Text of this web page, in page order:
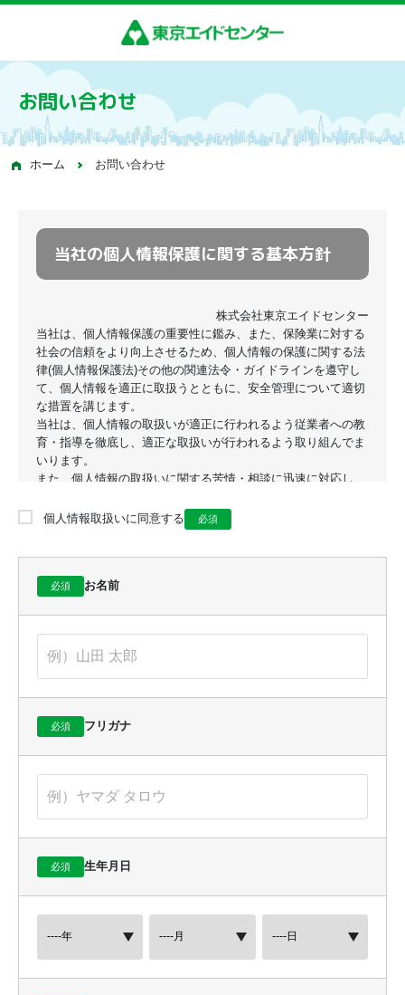
お問い合わせ
ホーム お問い合わせ
当社の個人情報保護に関する基本方針
株式会社東京エイドセンター
当社は、個人情報保護の重要性に鑑み、また、保険業に対する
社会の信頼をより向上させるため、個人情報の保護に関する法
律(個人情報保護法)その他の関連法令・ガイドラインを遵守し
て、個人情報を適正に取扱うとともに、安全管理について適切
な措置を講じます。
当社は、個人情報の取扱いが適正に行われるよう従業者への教
育・指導を徹底し、適正な取扱いが行われるよう取り組んでま
いります。
また、個人情報の取扱いに関する苦情・相談に迅速に対応し、
いては、適宜見直し改善いたします。
1. 個人情報の取得
個人情報については、下記7を参照ください。）を取得いたし
ます。
当社は、保険契約の申込書、保険金請求書、取引書類、アンケ
ート等により個人情報を取得いたします。また、各種ご連絡や
に、通話内容の録音等により個人情報を取得することがありま
2. 個人情報の利用目的
当社は、下記の各保険会社より保険業務の委託を受けて、取得
した個人情報（個人番号および特定個人情報については、下記
７を参照ください。）を、各社の損害保険、生命保険およびこ
れらに付帯・関連するサービスの提供等の各社の業務の遂行に
複数の保険会社と取引があり、取得した個人情報を取引のある
ません。
個人情報取扱いに同意する 必須
必須 お名前
必須 フリガナ
必須 生年月日